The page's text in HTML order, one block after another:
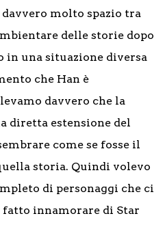
davvero molto spazio tra
delle storie dopo
una situazione diversa
che Han è
davvero che la
diretta estensione del
come se fosse il
storia. Quindi volevo
di personaggi che ci
innamorare di Star